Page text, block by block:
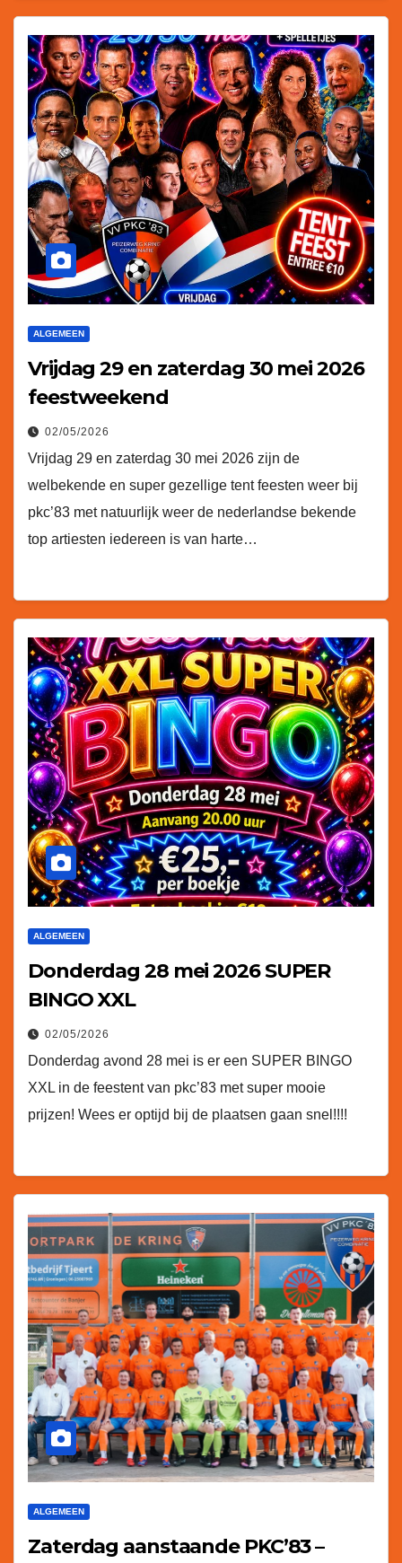
ALGEMEEN
Vrijdag 29 en zaterdag 30 mei 2026
feestweekend
02/05/2026
Vrijdag 29 en zaterdag 30 mei 2026 zijn de
welbekende en super gezellige tent feesten weer bij
pkc’83 met natuurlijk weer de nederlandse bekende
top artiesten iedereen is van harte…
ALGEMEEN
Donderdag 28 mei 2026 SUPER
BINGO XXL
02/05/2026
Donderdag avond 28 mei is er een SUPER BINGO
XXL in de feestent van pkc’83 met super mooie
prijzen! Wees er optijd bij de plaatsen gaan snel!!!!
ALGEMEEN
Zaterdag aanstaande PKC’83 –